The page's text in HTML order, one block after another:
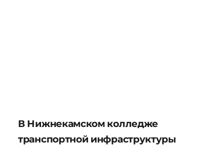
В Нижнекамском колледже
транспортной инфраструктуры